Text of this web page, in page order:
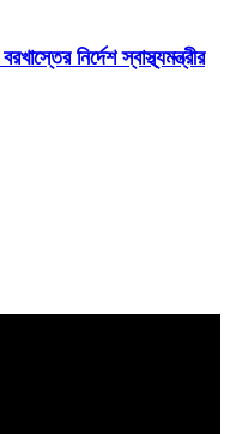
নির্দেশ স্বাস্থ্যমন্ত্রীর